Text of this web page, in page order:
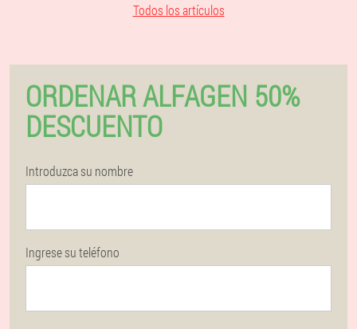
Todos los artículos
ORDENAR ALFAGEN 50%
DESCUENTO
Introduzca su nombre
Ingrese su teléfono